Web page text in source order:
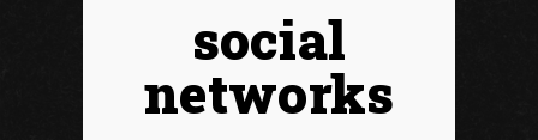
social
networks